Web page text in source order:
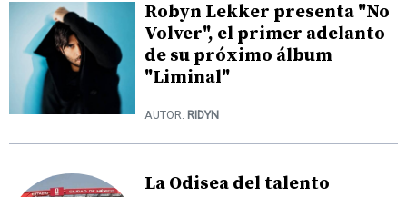
Robyn Lekker presenta "No
Volver", el primer adelanto
de su próximo álbum
"Liminal"
AUTOR: RIDYN
La Odisea del talento